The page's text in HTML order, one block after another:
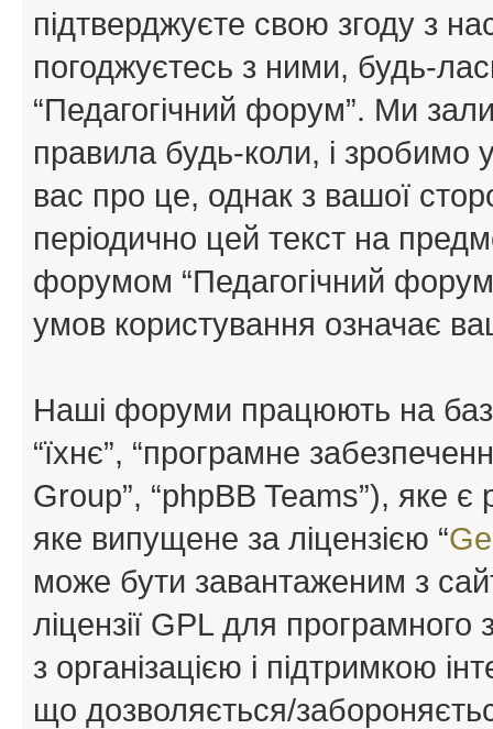
підтверджуєте свою згоду з
погоджуєтесь з ними, будь-
“Педагогічний форум”. Ми
правила будь-коли, і
вас про це, однак з вашої
періодично цей текст на
форумом “Педагогічний
умов користування означає
Наші форуми працюють на
“їхнє”, “програмне
Group”, “phpBB Teams”), яке
яке випущене за ліцензією “
може бути завантаженим з
ліцензії GPL для
з організацією і підтримкою
що дозволяється/